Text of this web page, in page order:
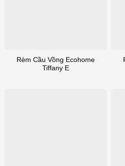
Rèm Cầu Vồng Ecohome
Tiffany E